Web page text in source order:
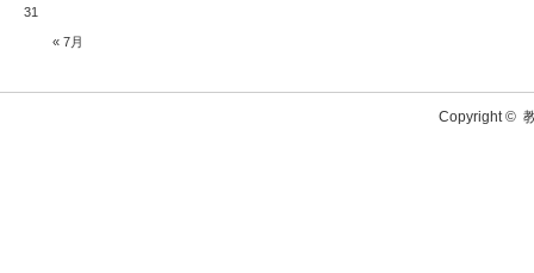
« 7月
31
Copyright ©